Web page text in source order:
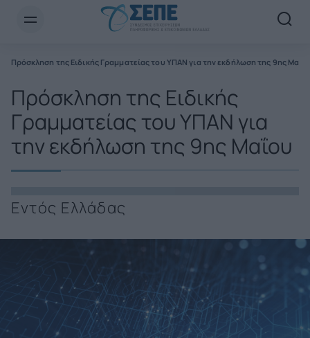
Πρόσκληση της Ειδικής Γραμματείας του ΥΠΑΝ για την εκδήλωση της 9ης
Πρόσκληση της Ειδικής
Γραμματείας του ΥΠΑΝ για
την εκδήλωση της 9ης Μαΐου
Εντός Ελλάδας
Newsletter Email*